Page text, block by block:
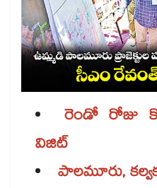
రెండో రోజు
విజిట్
పాలమూరు,